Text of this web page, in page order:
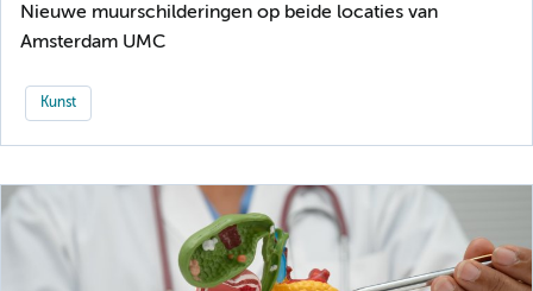
Nieuwe muurschilderingen op beide locaties van
Amsterdam UMC
Kunst